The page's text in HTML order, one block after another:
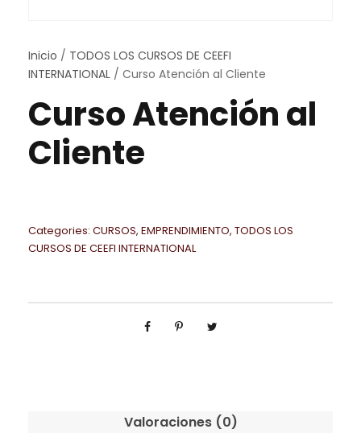
Inicio / TODOS LOS CURSOS DE CEEFI
INTERNATIONAL / Curso Atención al Cliente
Curso Atención al
Cliente
Categories: CURSOS, EMPRENDIMIENTO, TODOS LOS
CURSOS DE CEEFI INTERNATIONAL
Valoraciones (0)